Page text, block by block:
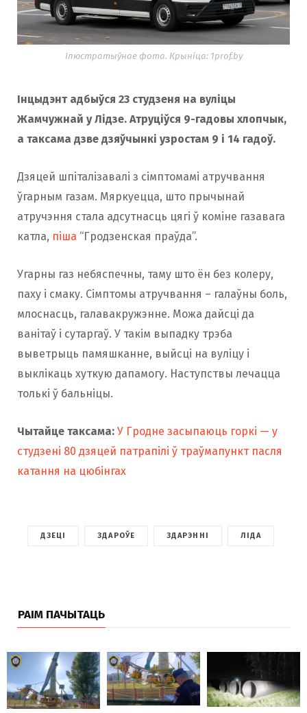
Ілюстратыўнае фота. Крыніца: 1prof.by
Інцыдэнт адбыўся 23 студзеня на вуліцы
Жамчужнай у Лідзе. Атруціўся 9-гадовы хлопчык,
а таксама дзве дзяўчынкі узростам 9 і 14 гадоў.
Дзяцей шпіталізавалі з сімптомамі атручвання
ўгарным газам. Мяркуецца, што прычынай
атручэння стала адсутнасць цягі ў коміне газавага
катла, піша “Гродзенская праўда”.
Угарны газ небяспечны, таму што ён без колеру,
паху і смаку. Сімптомы атручвання – галаўны боль,
млоснасць, галавакружэнне. Можа дайсці да
ванітаў і сутаргаў. У такім выпадку трэба
выветрыць памяшканне, выйсці на вуліцу і
выклікаць хуткую дапамогу. Наступствы лечацца
толькі ў бальніцы.
Чытайце таксама: У Гродне засыпаюць горкі — у
студзені 80 дзяцей патрапілі ў траўмапункт пасля
катання на цюбінгах
ДЗЕЦІ ЗДАРОЎЕ ЗДАРЭННІ ЛІДА
РАІМ ПАЧЫТАЦЬ